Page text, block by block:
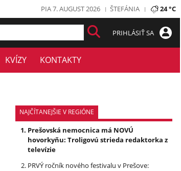
PIA 7. AUGUST 2026 ŠTEFÁNIA 24 °C
PRIHLÁSIŤ SA
KVÍZY KONTAKTY
NAJČÍTANEJŠIE V REGIÓNE
Prešovská nemocnica má NOVÚ
hovorkyňu: Troligovú strieda redaktorka z
televízie
PRVÝ ročník nového festivalu v Prešove: